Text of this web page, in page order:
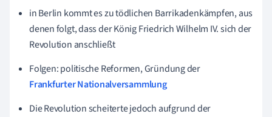
in Berlin kommt es zu tödlichen Barrikadenkämpfen, aus
denen folgt, dass der König Friedrich Wilhelm IV. sich der
Revolution anschließt
Folgen: politische Reformen, Gründung der
Frankfurter Nationalversammlung
Die Revolution scheiterte jedoch aufgrund der